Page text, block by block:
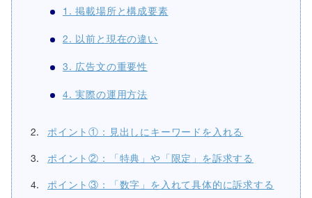
1. 掲載場所と構成要素
2. 以前と現在の違い
3. 広告文の重要性
4. 実際の運用方法
ポイント①：見出しにキーワードを入れる
ポイント②：「特典」や「限定」を訴求する
ポイント③：「数字」を入れて具体的に訴求する